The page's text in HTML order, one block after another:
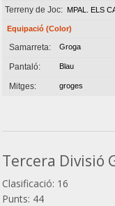
Terreny de Joc: MPAL. ELS
Equipació (Color)
Samarreta: Groga
Pantaló: Blau
Mitges: groges
Tercera Divisió
Clasificació: 16
Punts: 44